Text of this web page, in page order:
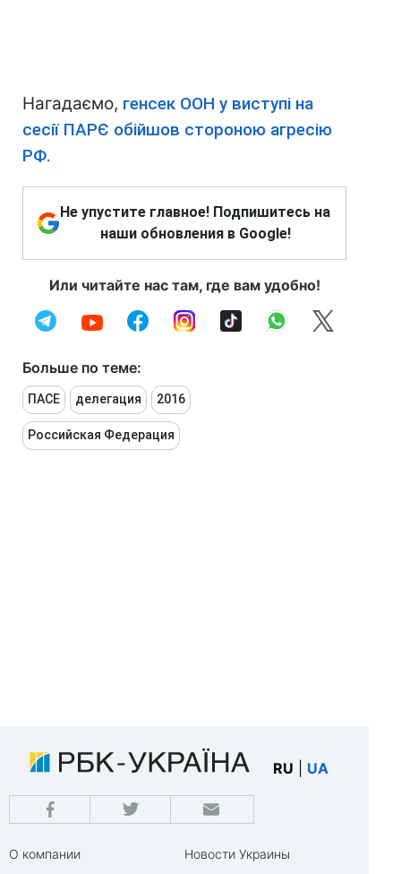
Нагадаємо, генсек ООН у виступі на
сесії ПАРЄ обійшов стороною агресію
РФ.
Не упустите главное! Подпишитесь на
наши обновления в Google!
Или читайте нас там, где вам удобно!
Больше по теме:
ПАСЕ делегация 2016
Российская Федерация
RU UA
О компании
Новости Украины